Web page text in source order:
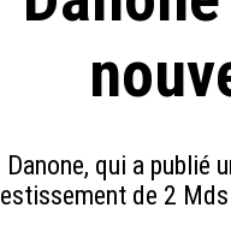
Danone, qui a publié
de 2